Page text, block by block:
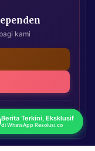
kami
Berita Terkini, Eksklusif
di WhatsApp Resolusi.co